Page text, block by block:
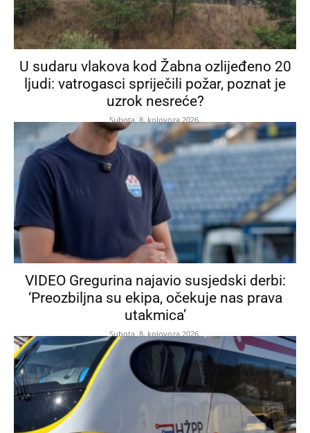
U sudaru vlakova kod Žabna ozlijeđeno 20
ljudi: vatrogasci spriječili požar, poznat je
uzrok nesreće?
Subota, 8. kolovoza 2026.
VIDEO Gregurina najavio susjedski derbi:
‘Preozbiljna su ekipa, očekuje nas prava
utakmica’
Subota, 8. kolovoza 2026.